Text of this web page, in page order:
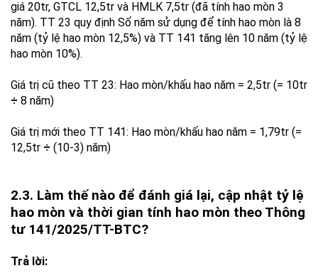
giá 20tr, GTCL 12,5tr và HMLK 7,5tr (đã tính hao mòn 3
năm). TT 23 quy định Số năm sử dụng để tính hao mòn là 8
năm (tỷ lệ hao mòn 12,5%) và TT 141 tăng lên 10 năm (tỷ lệ
hao mòn 10%).
Giá trị cũ theo TT 23: Hao mòn/khấu hao năm = 2,5tr (= 10tr
÷ 8 năm)
Giá trị mới theo TT 141: Hao mòn/khấu hao năm = 1,79tr (=
12,5tr ÷ (10-3) năm)
2.3. Làm thế nào để đánh giá lại, cập nhật tỷ lệ
hao mòn và thời gian tính hao mòn theo Thông
tư 141/2025/TT-BTC?
Trả lời: